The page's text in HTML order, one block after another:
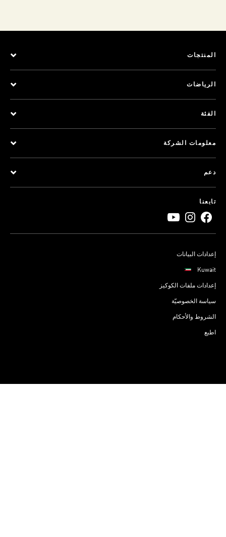
المنتجات
الرياضات
الفئة
معلومات الشركة
دعم
تابعنا
إعدادات البيانات
Kuwait
إعدادات ملفات الكوكيز
سياسة الخصوصيّة
الشروط والأحكام
اطبع